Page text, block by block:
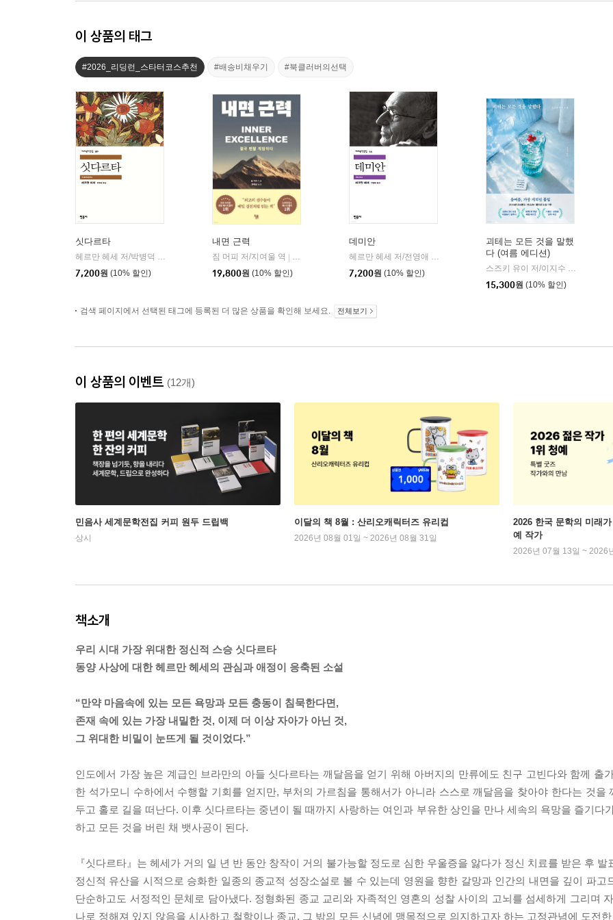
이 상품의 태그
#2026_리딩런_스타터코스추천 #배송비채우기 #북클러버의선택
싯다르타
헤르만 헤세 저/박병덕 역
7,200원 (10% 할인)
내면 근력
짐 머피 저/지여울 역
윌북(willbook)
19,800원 (10% 할인)
데미안
헤르만 헤세 저/전영애 역
7,200원 (10% 할인)
괴테는 모든 것을 말했
다 (여름 에디션)
스즈키 유이 저/이지수 역
15,300원 (10% 할인)
검색 페이지에서 선택된 태그에 등록된 더 많은 상품을 확인해 보세요. 전체보기
이 상품의 이벤트 (12개)
민음사 세계문학전집 커피 원두 드립백
상시
이달의 책 8월 : 산리오캐릭터즈 유리컵
2026년 08월 01일 ~ 2026년 08월 31일
2026 한국 문학의 미래
예 작가
2026년 07월 13일 ~ 2026
책소개
우리 시대 가장 위대한 정신적 스승 싯다르타
동양 사상에 대한 헤르만 헤세의 관심과 애정이 응축된 소설
“만약 마음속에 있는 모든 욕망과 모든 충동이 침묵한다면,
존재 속에 있는 가장 내밀한 것, 이제 더 이상 자아가 아닌 것,
그 위대한 비밀이 눈뜨게 될 것이었다.”
인도에서 가장 높은 계급인 브라만의 아들 싯다르타는 깨달음을 얻기 위해 아버지의 만류에도 친구 고빈다와 함께 출
한 석가모니 수하에서 수행할 기회를 얻지만, 부처의 가르침을 통해서가 아니라 스스로 깨달음을 찾아야 한다는 것을
두고 홀로 길을 떠난다. 이후 싯다르타는 중년이 될 때까지 사랑하는 여인과 부유한 상인을 만나 세속의 욕망을 즐기다
하고 모든 것을 버린 채 뱃사공이 된다.
『싯다르타』는 헤세가 거의 일 년 반 동안 창작이 거의 불가능할 정도로 심한 우울증을 앓다가 정신 치료를 받은 후 발
정신적 유산을 시적으로 승화한 일종의 종교적 성장소설로 볼 수 있는데 영원을 향한 갈망과 인간의 내면을 깊이 파고
단순하고도 서정적인 문체로 담아냈다. 정형화된 종교 교리와 자족적인 영혼의 성찰 사이의 고뇌를 섬세하게 그리며
나로 정해져 있지 않음을 시사하고 철학이나 종교, 그 밖의 모든 신념에 맹목적으로 의지하고자 하는 고정관념에 도전